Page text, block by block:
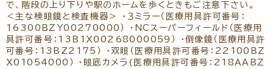
で、階段の上り下りや駅のホームを歩くときもご注意下さい。
＜主な検眼鏡と検査機器＞ ・３ミラー（医療用具許可番号：
16300ＢＺＹ00270000） ・NCスーパーフィールド（医療用
具許可番号：13Ｂ1Ｘ00268000059） ・倒像鏡（医療用具許
可番号：13BZ2175） ・双眼（医療用具許可番号：22100ＢＺ
Ｘ01054000） ・眼底カメラ(医療用具許可番号：218ＡＡＢＺ